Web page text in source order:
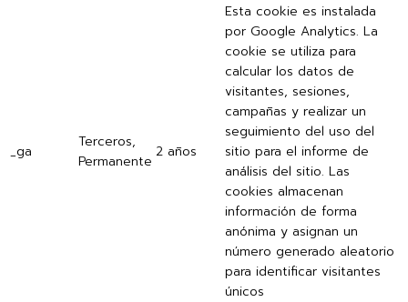
_ga
Terceros,
Permanente
2 años
Esta cookie es instalada
por Google Analytics. La
cookie se utiliza para
calcular los datos de
visitantes, sesiones,
campañas y realizar un
seguimiento del uso del
sitio para el informe de
análisis del sitio. Las
cookies almacenan
información de forma
anónima y asignan un
número generado aleatorio
para identificar visitantes
únicos